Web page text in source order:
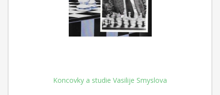
Koncovky a studie Vasilije Smyslova